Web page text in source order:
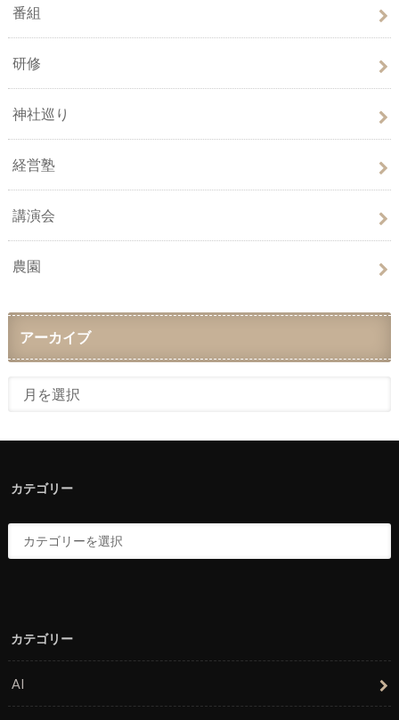
番組
研修
神社巡り
経営塾
講演会
農園
アーカイブ
カテゴリー
カテゴリー
AI